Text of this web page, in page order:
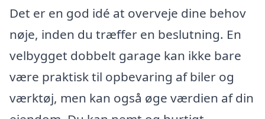
Det er en god idé at overveje dine behov
nøje, inden du træffer en beslutning. En
velbygget dobbelt garage kan ikke bare
være praktisk til opbevaring af biler og
værktøj, men kan også øge værdien af din